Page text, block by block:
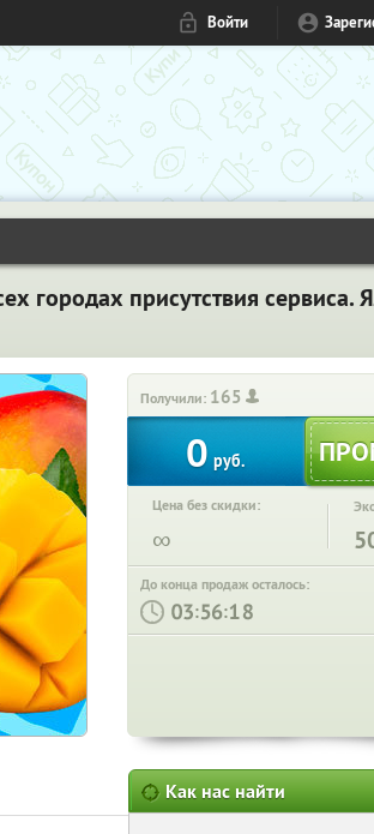
Войти
городах присутствия сервиса.
Получили: 165
0 руб.
Цена без скидки:
∞
До конца продаж осталось:
: :
Как нас найти